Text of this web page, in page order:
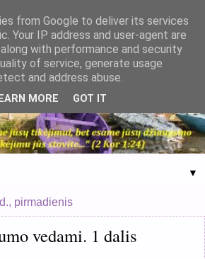
▼
pirmadienis
vedami. 1 dalis
from Google to deliver its services
Your IP address and user-agent are
with performance and security
of service, generate usage
and address abuse.
MORE GOT IT